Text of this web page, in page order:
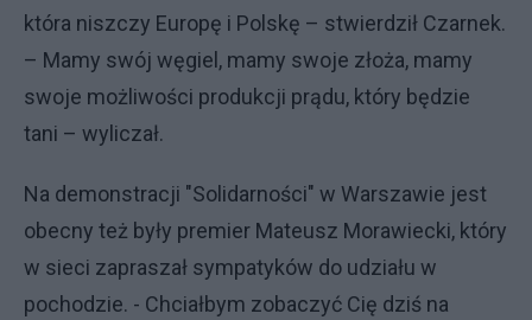
która niszczy Europę i Polskę – stwierdził Czarnek.
– Mamy swój węgiel, mamy swoje złoża, mamy
swoje możliwości produkcji prądu, który będzie
tani – wyliczał.
Na demonstracji "Solidarności" w Warszawie jest
obecny też były premier Mateusz Morawiecki, który
w sieci zapraszał sympatyków do udziału w
pochodzie. - Chciałbym zobaczyć Cię dziś na